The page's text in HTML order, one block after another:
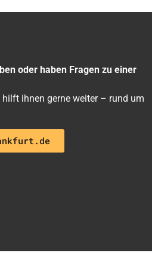
oder haben Fragen zu einer
ihnen gerne weiter – rund um